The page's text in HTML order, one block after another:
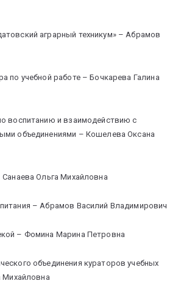
аграрный техникум» – Абрамов
по учебной работе – Бочкарева Галина
воспитанию и взаимодействию с
объединениями – Кошелева Оксана
Ольга Михайловна
– Абрамов Василий Владимирович
– Фомина Марина Петровна
объединения кураторов учебных
Михайловна